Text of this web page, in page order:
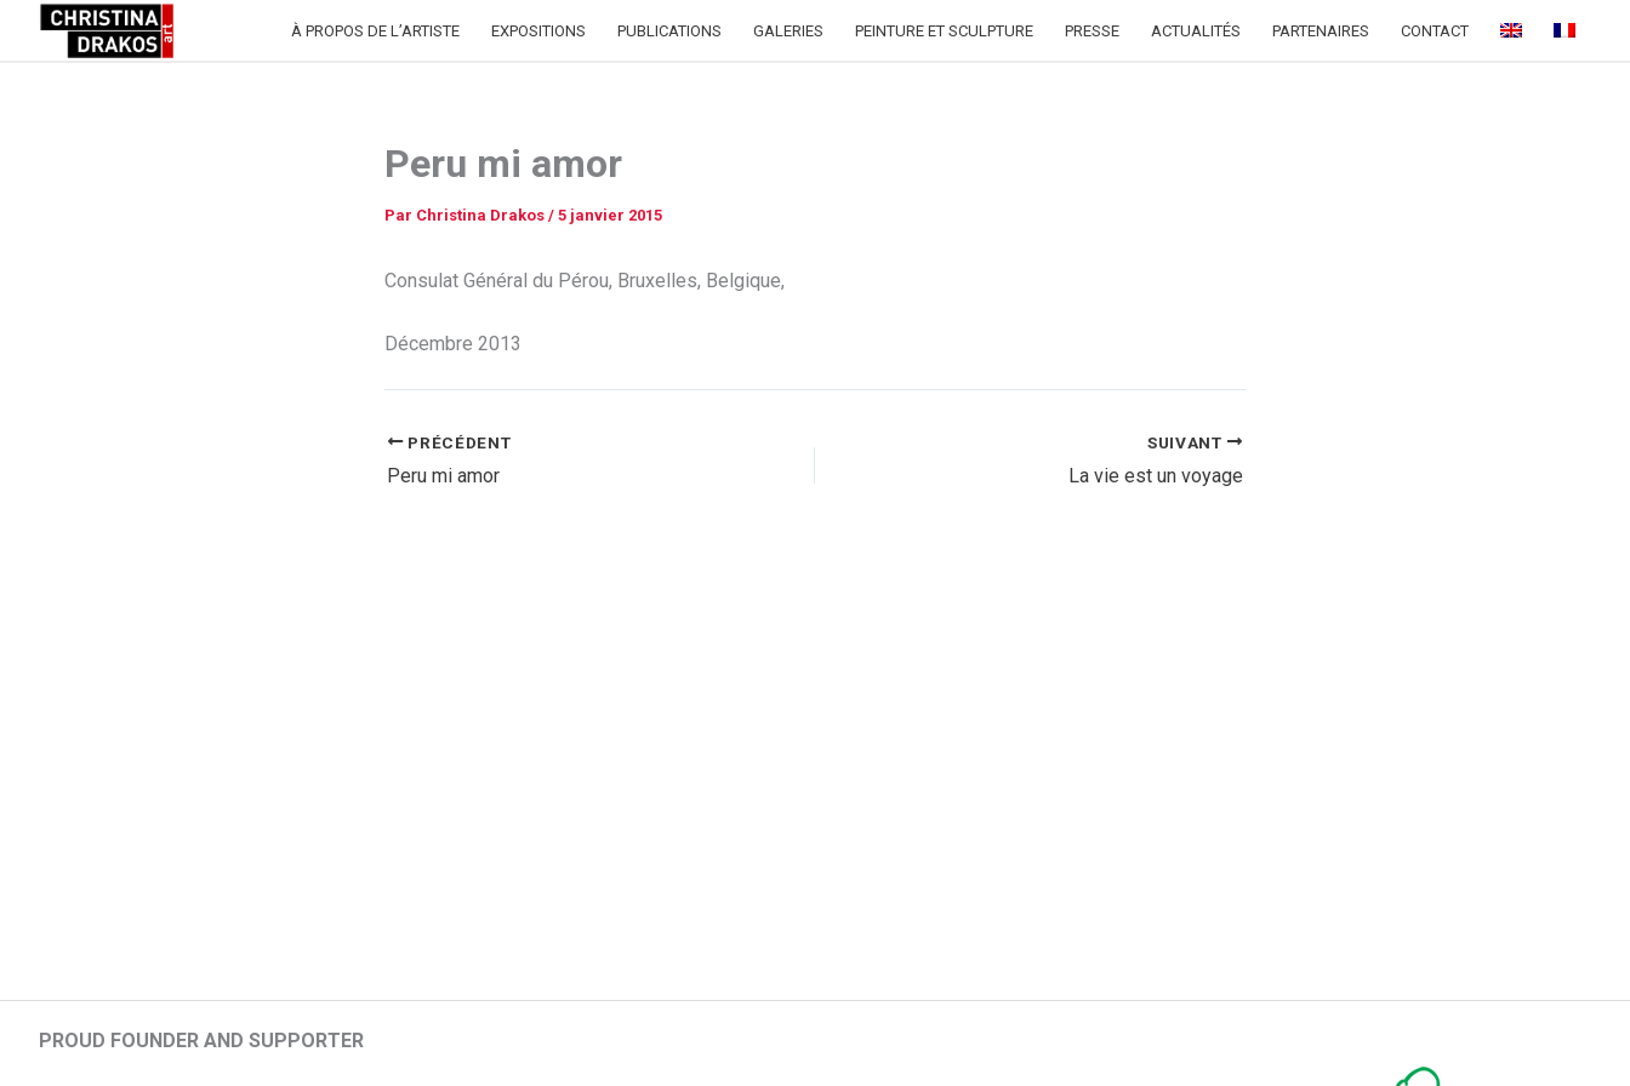
À PROPOS DE L’ARTISTE EXPOSITIONS PUBLICATIONS GALERIES PEINTURE ET SCULPTURE PRESSE ACTUALITÉS PARTENAIRES CONTACT
Peru mi amor
Par Christina Drakos / 5 janvier 2015
Consulat Général du Pérou, Bruxelles, Belgique,
Décembre 2013
PRÉCÉDENT
Peru mi amor
SUIVANT
La vie est un voyage
PROUD FOUNDER AND SUPPORTER